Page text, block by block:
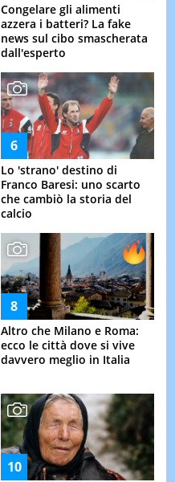
Congelare gli alimenti
azzera i batteri? La fake
news sul cibo smascherata
dall'esperto
Lo 'strano' destino di
Franco Baresi: uno scarto
che cambiò la storia del
calcio
Altro che Milano e Roma:
ecco le città dove si vive
davvero meglio in Italia